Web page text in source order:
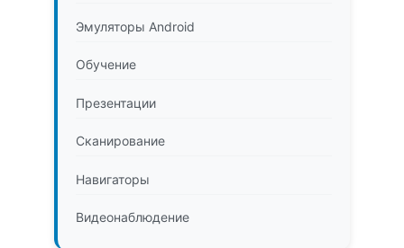
Эмуляторы Android
Обучение
Презентации
Сканирование
Навигаторы
Видеонаблюдение